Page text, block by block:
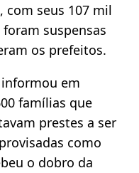
com seus 107 mil
suspensas
os prefeitos.
informou em
famílias que
prestes a ser
como
o dobro da